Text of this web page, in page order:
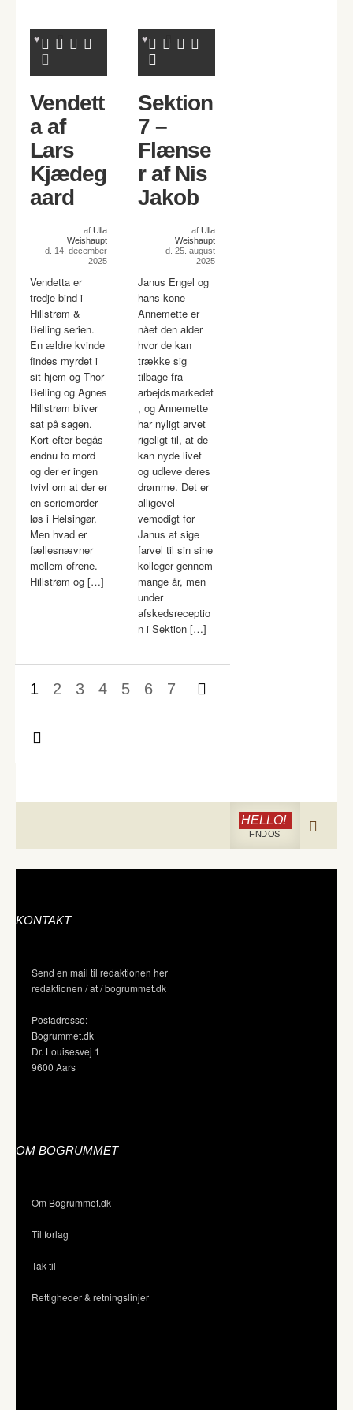
Vendett
a af
Lars
Kjædeg
aard
af Ulla
Weishaupt
d. 14. december
2025
Vendetta er
tredje bind i
Hillstrøm &
Belling serien.
En ældre kvinde
findes myrdet i
sit hjem og Thor
Belling og Agnes
Hillstrøm bliver
sat på sagen.
Kort efter begås
endnu to mord
og der er ingen
tvivl om at der er
en seriemorder
løs i Helsingør.
Men hvad er
fællesnævner
mellem ofrene.
Hillstrøm og […]
Sektion
7 –
Flænse
r af Nis
Jakob
af Ulla
Weishaupt
d. 25. august
2025
Janus Engel og
hans kone
Annemette er
nået den alder
hvor de kan
trække sig
tilbage fra
arbejdsmarkedet
, og Annemette
har nyligt arvet
rigeligt til, at de
kan nyde livet
og udleve deres
drømme. Det er
alligevel
vemodigt for
Janus at sige
farvel til sin sine
kolleger gennem
mange år, men
under
afskedsreceptio
n i Sektion […]
1 2 3 4 5 6 7
HELLO!
FIND OS
KONTAKT
Send en mail til redaktionen her
redaktionen / at / bogrummet.dk
Postadresse:
Bogrummet.dk
Dr. Louisesvej 1
9600 Aars
OM BOGRUMMET
Om Bogrummet.dk
Til forlag
Tak til
Rettigheder & retningslinjer